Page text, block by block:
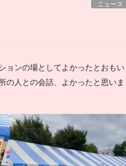
ニュース
ョンの場としてよかったとおもい
の人との会話、よかったと思いま